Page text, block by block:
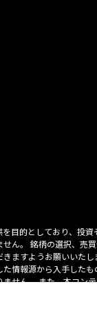
目的としており、投資
ん。 銘柄の選択、売
ますようお願いいたし
情報源から入手したも
せん。 また、本コン